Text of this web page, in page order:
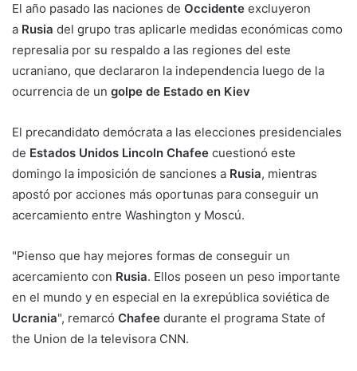
El año pasado las naciones de Occidente excluyeron
a Rusia del grupo tras aplicarle medidas económicas como
represalia por su respaldo a las regiones del este
ucraniano, que declararon la independencia luego de la
ocurrencia de un golpe de Estado en Kiev
El precandidato demócrata a las elecciones presidenciales
de Estados Unidos Lincoln Chafee cuestionó este
domingo la imposición de sanciones a Rusia, mientras
apostó por acciones más oportunas para conseguir un
acercamiento entre Washington y Moscú.
"Pienso que hay mejores formas de conseguir un
acercamiento con Rusia. Ellos poseen un peso importante
en el mundo y en especial en la exrepública soviética de
Ucrania", remarcó Chafee durante el programa State of
the Union de la televisora CNN.